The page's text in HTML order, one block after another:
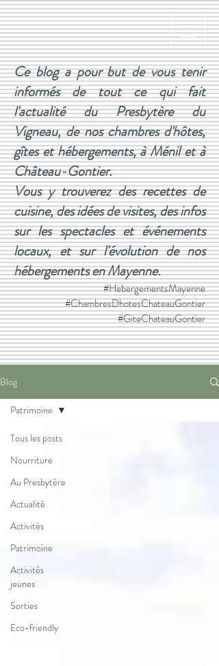
Ce blog a pour but de vous tenir
informés de tout ce qui fait
l'actualité du Presbytère du
Vigneau, de nos chambres d'hôtes,
gîtes et hébergements, à Ménil et à
Château-Gontier.
Vous y trouverez des recettes de
cuisine, des idées de visites, des infos
sur les spectacles et événements
locaux, et sur l'évolution de nos
hébergements en Mayenne.
#HebergementsMayenne
#ChambresDhotesChateauGontier
#GiteChateauGontier
Blog
Tous les posts
Nourriture
Au Presbytère
Actualité
Activités
Patrimoine
Activités
jeunes
Sorties
Eco-friendly
Patrimoine